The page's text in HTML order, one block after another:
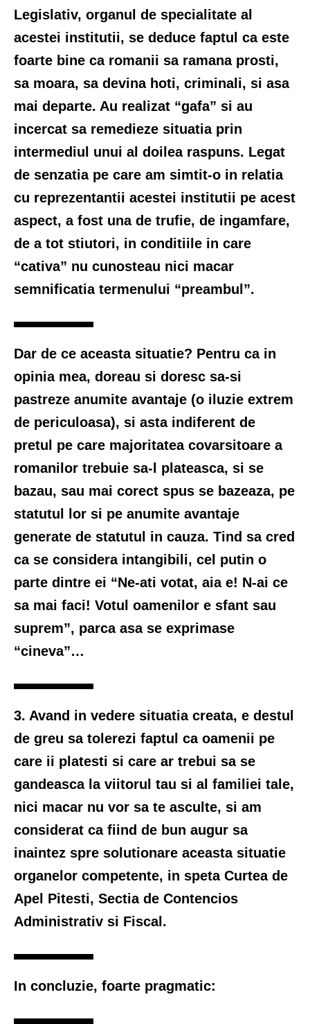
Legislativ, organul de specialitate al
acestei institutii, se deduce faptul ca este
foarte bine ca romanii sa ramana prosti,
sa moara, sa devina hoti, criminali, si asa
mai departe. Au realizat “gafa” si au
incercat sa remedieze situatia prin
intermediul unui al doilea raspuns. Legat
de senzatia pe care am simtit-o in relatia
cu reprezentantii acestei institutii pe acest
aspect, a fost una de trufie, de ingamfare,
de a tot stiutori, in conditiile in care
“cativa” nu cunosteau nici macar
semnificatia termenului “preambul”.
Dar de ce aceasta situatie? Pentru ca in
opinia mea, doreau si doresc sa-si
pastreze anumite avantaje (o iluzie extrem
de periculoasa), si asta indiferent de
pretul pe care majoritatea covarsitoare a
romanilor trebuie sa-l plateasca, si se
bazau, sau mai corect spus se bazeaza, pe
statutul lor si pe anumite avantaje
generate de statutul in cauza. Tind sa cred
ca se considera intangibili, cel putin o
parte dintre ei “Ne-ati votat, aia e! N-ai ce
sa mai faci! Votul oamenilor e sfant sau
suprem”, parca asa se exprimase
“cineva”…
3. Avand in vedere situatia creata, e destul
de greu sa tolerezi faptul ca oamenii pe
care ii platesti si care ar trebui sa se
gandeasca la viitorul tau si al familiei tale,
nici macar nu vor sa te asculte, si am
considerat ca fiind de bun augur sa
inaintez spre solutionare aceasta situatie
organelor competente, in speta Curtea de
Apel Pitesti, Sectia de Contencios
Administrativ si Fiscal.
In concluzie, foarte pragmatic: